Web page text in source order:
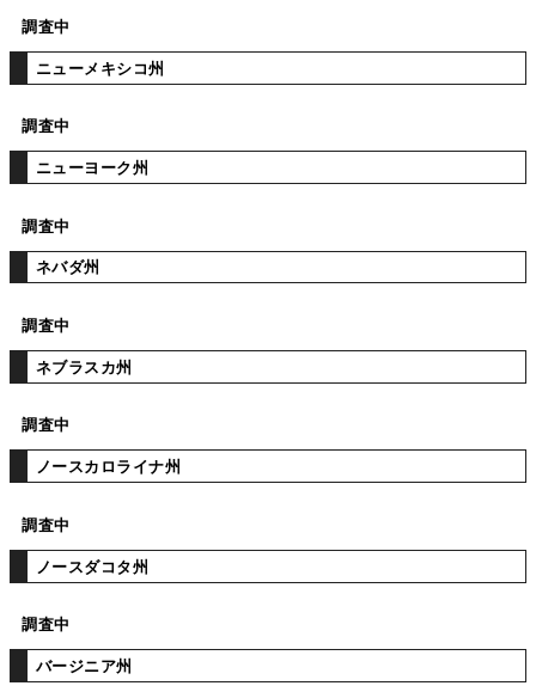
調査中
ニューメキシコ州
調査中
ニューヨーク州
調査中
ネバダ州
調査中
ネブラスカ州
調査中
ノースカロライナ州
調査中
ノースダコタ州
調査中
バージニア州